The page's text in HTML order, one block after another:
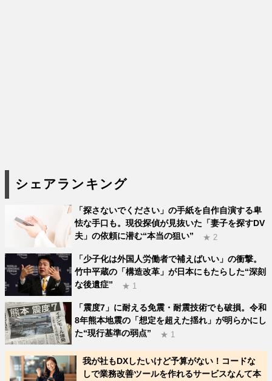
シェアランキング
「探さないでください」の手紙を自作自演する卑
怯な手口も。現役探偵が見抜いた「妻子を探すDV
夫」の依頼に潜む“本当の狙い”
★ 2
「少子化は外国人労働者で補えばいい」の衝撃。
竹中平蔵の「構造改革」が日本にもたらした“深刻
な後遺症”
★ 1
「震度7」に耐える免震・耐震技術でも破損。令和
8年熊本地震の「想定を超えた揺れ」が明らかにし
た“現行基準の弱点”
★ 1
我が社もDXしたいけど予算がない！コードな
しで業務改善ツールを作れるサービスなんて本